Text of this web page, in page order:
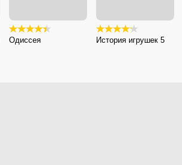
Одиссея История игрушек 5